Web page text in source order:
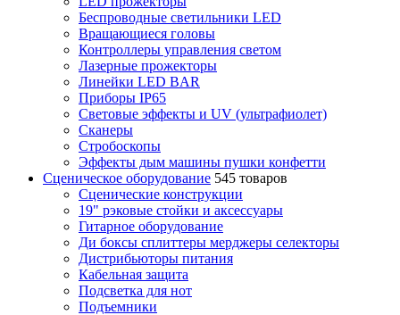
Беспроводные светильники LED
Вращающиеся головы
Контроллеры управления светом
Лазерные прожекторы
Линейки LED BAR
Приборы IP65
Световые эффекты и UV (ультрафиолет)
Сканеры
Стробоскопы
Эффекты дым машины пушки конфетти
Сценическое оборудование 545 товаров
Сценические конструкции
19" рэковые стойки и аксесcуары
Гитарное оборудование
Ди боксы сплиттеры мерджеры селекторы
Дистрибьюторы питания
Кабельная защита
Подсветка для нот
Подъемники